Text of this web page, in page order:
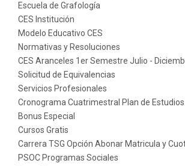
Escuela de Grafología
CES Institución
Modelo Educativo CES
Normativas y Resoluciones
CES Aranceles 1er Semestre Julio -
Solicitud de Equivalencias
Servicios Profesionales
Cronograma Cuatrimestral Plan de
Bonus Especial
Cursos Gratis
Carrera TSG Opción Abonar Matricula y
PSOC Programas Sociales